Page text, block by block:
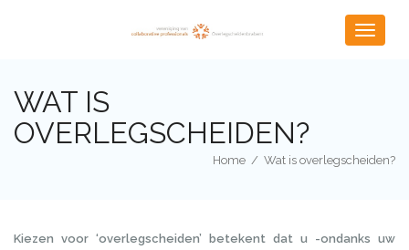
Toggle
WAT IS
OVERLEGSCHEIDEN?
Home / Wat is overlegscheiden?
Kiezen voor ‘overlegscheiden’ betekent dat u -ondanks uw